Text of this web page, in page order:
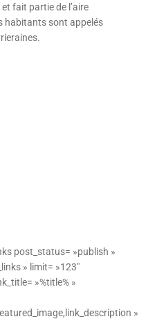
fait partie de l’aire
habitants sont appelés
post_status= »publish »
» limit= »123″
»%title% »
»